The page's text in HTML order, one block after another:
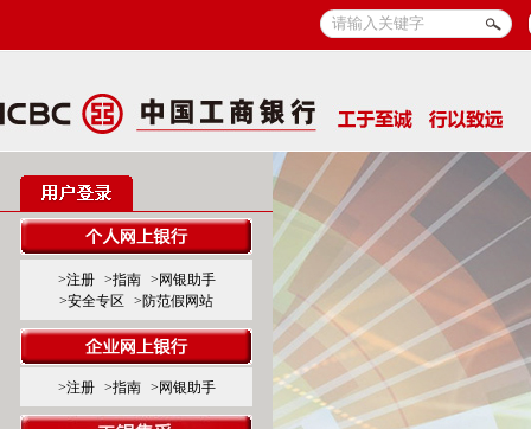
>注册 >指南
>网银助手
>安全专区
>防范假网站
>注册 >指南 >网银助手